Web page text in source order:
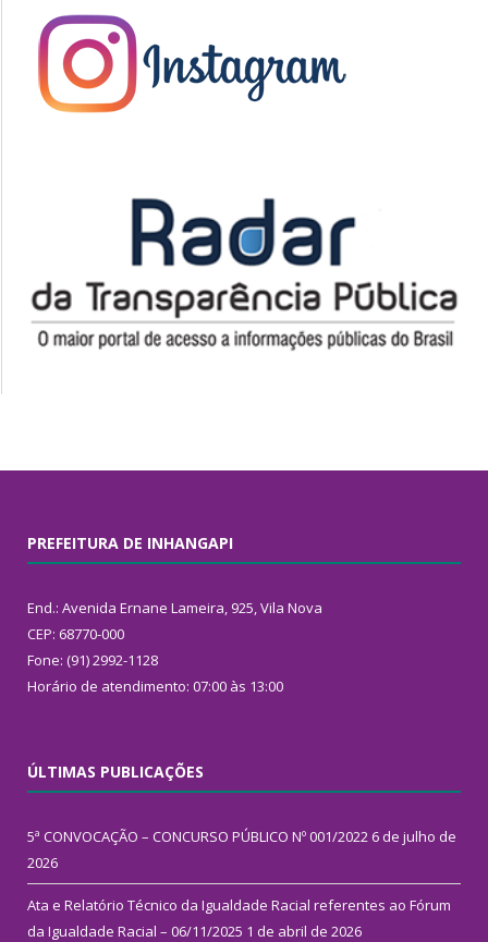
PREFEITURA DE INHANGAPI
End.: Avenida Ernane Lameira, 925, Vila Nova
CEP: 68770-000
Fone: (91) 2992-1128
Horário de atendimento: 07:00 às 13:00
ÚLTIMAS PUBLICAÇÕES
5ª CONVOCAÇÃO – CONCURSO PÚBLICO Nº 001/2022 6 de julho de
2026
Ata e Relatório Técnico da Igualdade Racial referentes ao Fórum
da Igualdade Racial – 06/11/2025 1 de abril de 2026